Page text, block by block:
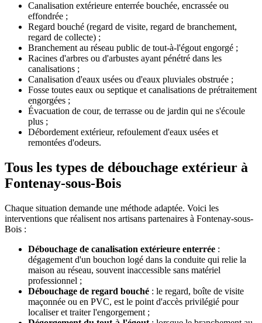
Canalisation extérieure enterrée bouchée, encrassée ou
effondrée ;
Regard bouché (regard de visite, regard de branchement,
regard de collecte) ;
Branchement au réseau public de tout-à-l'égout engorgé ;
Racines d'arbres ou d'arbustes ayant pénétré dans les
canalisations ;
Canalisation d'eaux usées ou d'eaux pluviales obstruée ;
Fosse toutes eaux ou septique et canalisations de prétraitement
engorgées ;
Évacuation de cour, de terrasse ou de jardin qui ne s'écoule
plus ;
Débordement extérieur, refoulement d'eaux usées et
remontées d'odeurs.
Tous les types de débouchage extérieur à
Fontenay-sous-Bois
Chaque situation demande une méthode adaptée. Voici les
interventions que réalisent nos artisans partenaires à Fontenay-sous-
Bois :
Débouchage de canalisation extérieure enterrée :
dégagement d'un bouchon logé dans la conduite qui relie la
maison au réseau, souvent inaccessible sans matériel
professionnel ;
Débouchage de regard bouché : le regard, boîte de visite
maçonnée ou en PVC, est le point d'accès privilégié pour
localiser et traiter l'engorgement ;